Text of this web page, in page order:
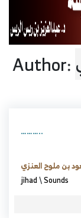
Author:
………..
بن ملوح العنزي
jihad\Sounds